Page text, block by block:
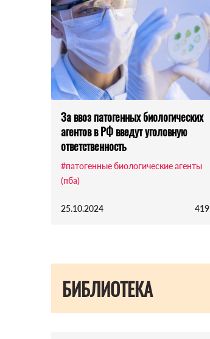
За ввоз патогенных биологических
агентов в РФ введут уголовную
ответственность
#патогенные биологические агенты
(пба)
25.10.2024 419
БИБЛИОТЕКА